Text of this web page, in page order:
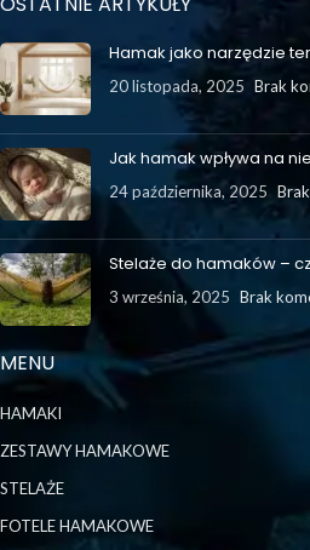
Hamak jako narzędzie
20 listopada, 2025 Brak
Jak hamak wpływa na
24 października, 2025
Stelaże do hamaków –
3 września, 2025 Brak
MENU
HAMAKI
ZESTAWY HAMAKOWE
STELAŻE
FOTELE HAMAKOWE